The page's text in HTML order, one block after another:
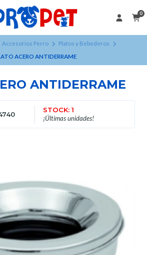
0
Accesorios Perro
Platos y Bebederos
ACERO ANTIDERRAME
ANTIDERRAME
STOCK: 1
¡Últimas unidades!